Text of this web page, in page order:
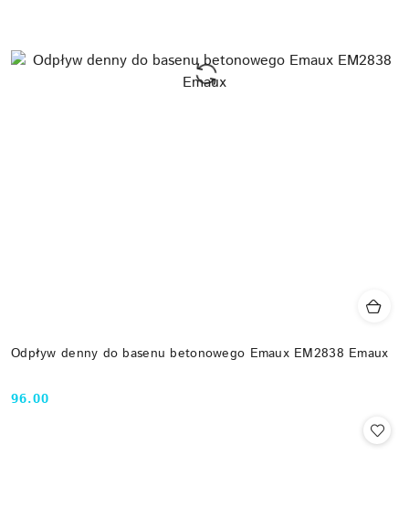
Odpływ denny do basenu betonowego Emaux EM2838 Emaux
Cena:
96.00